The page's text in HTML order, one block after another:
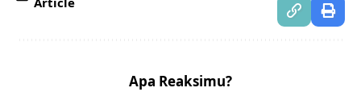
Apa Reaksimu?